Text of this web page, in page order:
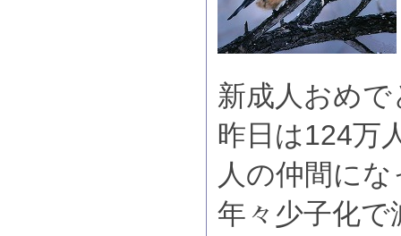
新成人おめで
昨日は124万
人の仲間に
年々少子化